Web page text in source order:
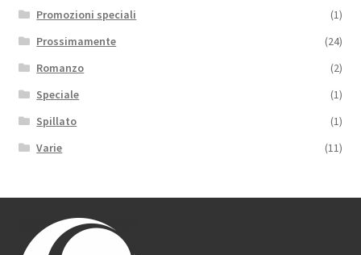
Promozioni speciali
(1)
Prossimamente
(24)
Romanzo
(2)
Speciale
(1)
Spillato
(1)
Varie
(11)